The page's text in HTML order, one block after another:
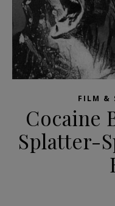
FILM &
Cocaine
Splatter-